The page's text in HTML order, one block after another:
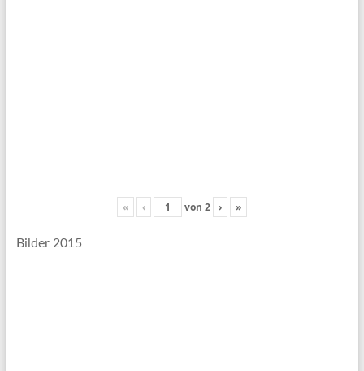
« ‹ von 2 › »
Bilder 2015